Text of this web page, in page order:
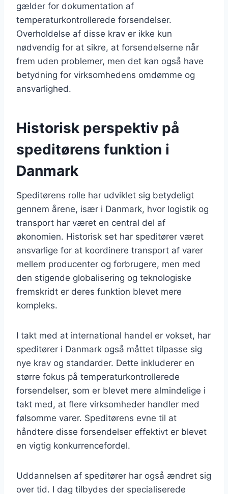
gælder for dokumentation af
temperaturkontrollerede forsendelser.
Overholdelse af disse krav er ikke kun
nødvendig for at sikre, at forsendelserne når
frem uden problemer, men det kan også have
betydning for virksomhedens omdømme og
ansvarlighed.
Historisk perspektiv på
speditørens funktion i
Danmark
Speditørens rolle har udviklet sig betydeligt
gennem årene, især i Danmark, hvor logistik og
transport har været en central del af
økonomien. Historisk set har speditører været
ansvarlige for at koordinere transport af varer
mellem producenter og forbrugere, men med
den stigende globalisering og teknologiske
fremskridt er deres funktion blevet mere
kompleks.
I takt med at international handel er vokset, har
speditører i Danmark også måttet tilpasse sig
nye krav og standarder. Dette inkluderer en
større fokus på temperaturkontrollerede
forsendelser, som er blevet mere almindelige i
takt med, at flere virksomheder handler med
følsomme varer. Speditørens evne til at
håndtere disse forsendelser effektivt er blevet
en vigtig konkurrencefordel.
Uddannelsen af speditører har også ændret sig
over tid. I dag tilbydes der specialiserede